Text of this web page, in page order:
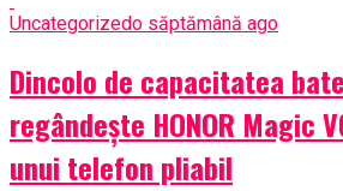
Uncategorizedo săptămână ago
Dincolo de capacitatea
regândește HONOR Magic
unui telefon pliabil